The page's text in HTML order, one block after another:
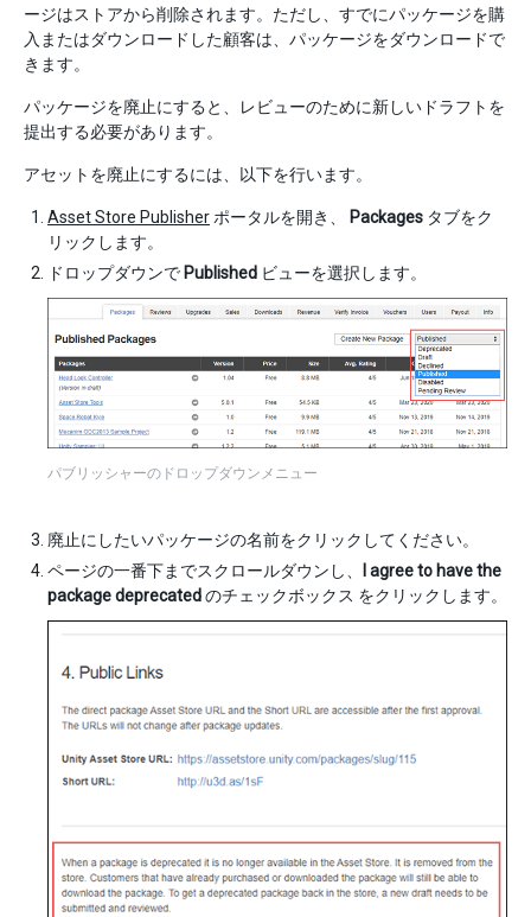
ージはストアから削除されます。ただし、すでにパッケージを購
入またはダウンロードした顧客は、パッケージをダウンロードで
きます。
パッケージを廃止にすると、レビューのために新しいドラフトを
提出する必要があります。
アセットを廃止にするには、以下を行います。
Asset Store Publisher ポータルを開き、 Packages タブをク
リックします。
ドロップダウンで Published ビューを選択します。
パブリッシャーのドロップダウンメニュー
廃止にしたいパッケージの名前をクリックしてください。
ページの一番下までスクロールダウンし、
I agree to have the
package deprecatedのチェックボックス をクリックします。